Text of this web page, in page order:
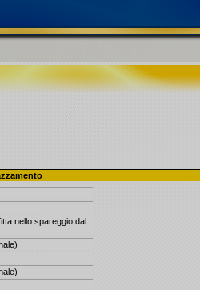
nello spareggio dal